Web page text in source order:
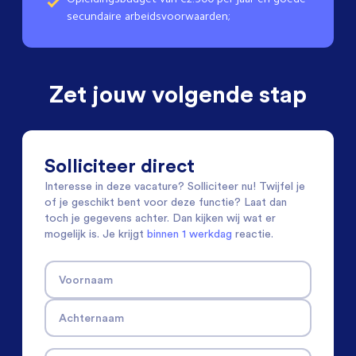
secundaire arbeidsvoorwaarden;
Zet jouw volgende stap
Solliciteer direct
Interesse in deze vacature? Solliciteer nu! Twijfel je
of je geschikt bent voor deze functie? Laat dan
toch je gegevens achter. Dan kijken wij wat er
mogelijk is. Je krijgt binnen 1 werkdag reactie.
Voornaam
Achternaam